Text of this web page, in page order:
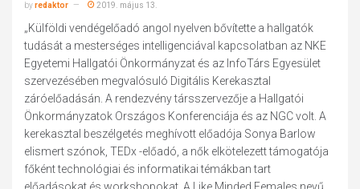
byredaktor 2019. május 13.
„Külföldi vendégelőadó angol nyelven bővítette a hallgatók
tudását a mesterséges intelligenciával kapcsolatban az NKE
Egyetemi Hallgatói Önkormányzat és az InfoTárs Egyesület
szervezésében megvalósuló Digitális Kerekasztal
záróelőadásán. A rendezvény társszervezője a Hallgatói
Önkormányzatok Országos Konferenciája és az NGC volt. A
kerekasztal beszélgetés meghívott előadója Sonya Barlow
elismert szónok, TEDx -előadó, a nők elkötelezett támogatója
főként technológiai és informatikai témákban tart